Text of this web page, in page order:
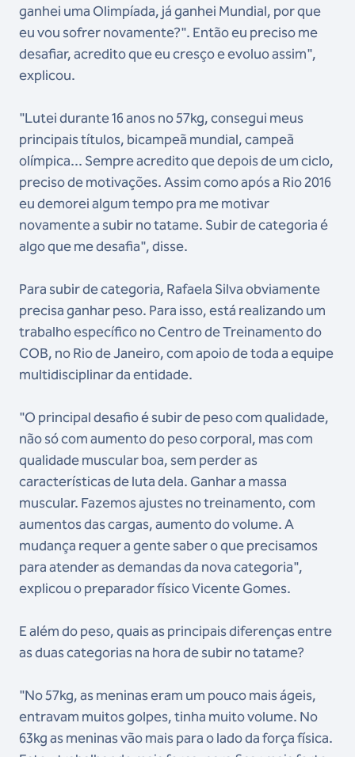
ganhei uma Olimpíada, já ganhei Mundial, por que
eu vou sofrer novamente?". Então eu preciso me
desafiar, acredito que eu cresço e evoluo assim",
explicou.
"Lutei durante 16 anos no 57kg, consegui meus
principais títulos, bicampeã mundial, campeã
olímpica... Sempre acredito que depois de um ciclo,
preciso de motivações. Assim como após a Rio 2016
eu demorei algum tempo pra me motivar
novamente a subir no tatame. Subir de categoria é
algo que me desafia", disse.
Para subir de categoria, Rafaela Silva obviamente
precisa ganhar peso. Para isso, está realizando um
trabalho específico no Centro de Treinamento do
COB, no Rio de Janeiro, com apoio de toda a equipe
multidisciplinar da entidade.
"O principal desafio é subir de peso com qualidade,
não só com aumento do peso corporal, mas com
qualidade muscular boa, sem perder as
características de luta dela. Ganhar a massa
muscular. Fazemos ajustes no treinamento, com
aumentos das cargas, aumento do volume. A
mudança requer a gente saber o que precisamos
para atender as demandas da nova categoria",
explicou o preparador físico Vicente Gomes.
E além do peso, quais as principais diferenças entre
as duas categorias na hora de subir no tatame?
"No 57kg, as meninas eram um pouco mais ágeis,
entravam muitos golpes, tinha muito volume. No
63kg as meninas vão mais para o lado da força física.